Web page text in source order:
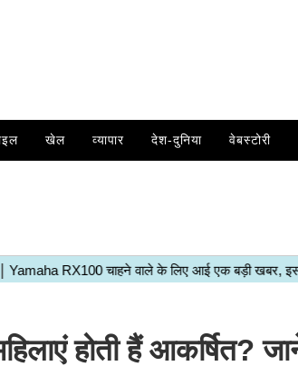
खेल व्यापार देश-दुनिया वेबस्टोरी
होती हैं आकर्षित?